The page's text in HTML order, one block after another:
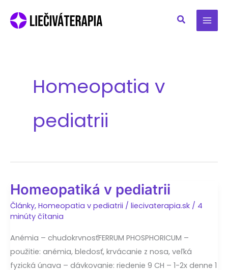
Homeopatia v
pediatrii
Homeopatiká v pediatrii
Články, Homeopatia v pediatrii / liecivaterapia.sk / 4
minúty čítania
Anémia – chudokrvnosťFERRUM PHOSPHORICUM –
použitie: anémia, bledosť, krvácanie z nosa, veľká
fyzická únava – dávkovanie: riedenie 9 CH – 1-2x denne 1